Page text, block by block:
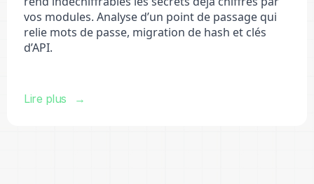
vos modules. Analyse d’un point de passage qui
relie mots de passe, migration de hash et clés
d’API.
Lire plus